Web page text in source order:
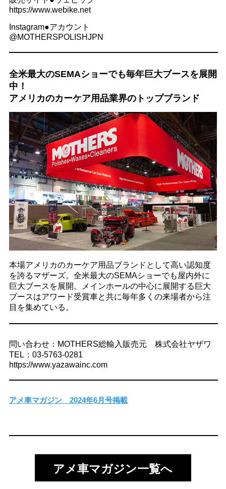
https://www.webike.net
Instagram●アカウント
@MOTHERSPOLISHJPN
全米最大のSEMAショーでも毎年巨大ブースを展開
中！
アメリカのカーケア用品業界のトップブランド
本場アメリカのカーケア用品ブランドとして高い認知度
を誇るマザーズ。全米最大のSEMAショーでも屋内外に
巨大ブースを展開。メインホールの中心に展開する巨大
ブースはアワード受賞車と共に毎年多くの来場者から注
目を集めている。
問い合わせ：MOTHERS総輸入販売元 株式会社ヤザワ
TEL：03-5763-0281
https://www.yazawainc.com
アメ車マガジン 2024年6月号掲載
アメ車マガジン一覧へ